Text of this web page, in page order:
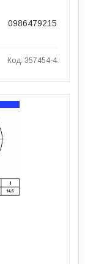
0986479215
Код: 357454-4